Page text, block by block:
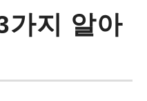
가지 알아